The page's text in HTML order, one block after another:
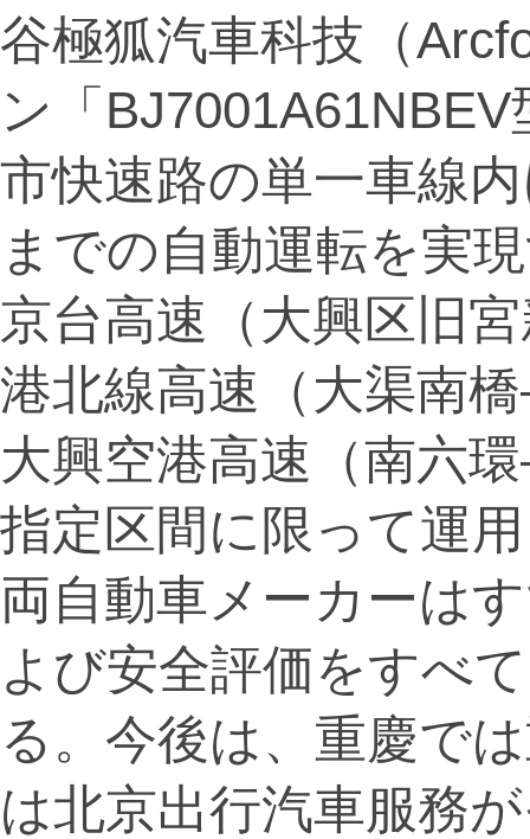
谷極狐汽車科技（
ン「
市快速路の単一車線
までの自動運転を実
京台高速（大興区旧
港北線高速（大渠南
大興空港高速（南六
指定区間に限って運
両自動車メーカーは
よび安全評価をすべ
る。今後は、重慶で
は北京出行汽車服務